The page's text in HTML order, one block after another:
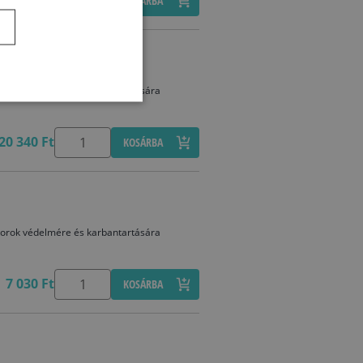
védelmére és karbantartására
340 Ft KOSÁRBA
védelmére és karbantartására
7 030 Ft KOSÁRBA